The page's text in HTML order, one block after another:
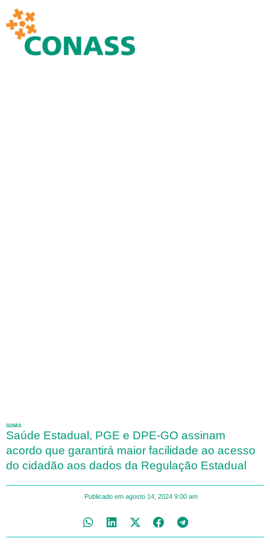
GOIÁS
Saúde Estadual, PGE e DPE-GO assinam
acordo que garantirá maior facilidade ao acesso
do cidadão aos dados da Regulação Estadual
Publicado em agosto 14, 2024 9:00 am